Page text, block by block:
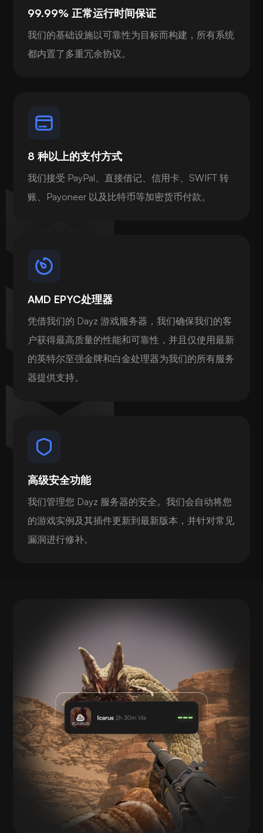
99.99% 正常运行时间保证
我们的基础设施以可靠性为目标而构建，所有系统
都内置了多重冗余协议。
8 种以上的支付方式
我们接受 PayPal、直接借记、信用卡、SWIFT 转
账、Payoneer 以及比特币等加密货币付款。
AMD EPYC处理器
凭借我们的 Dayz 游戏服务器，我们确保我们的客
户获得最高质量的性能和可靠性，并且仅使用最新
的英特尔至强金牌和白金处理器为我们的所有服务
器提供支持。
高级安全功能
我们管理您 Dayz 服务器的安全。我们会自动将您
的游戏实例及其插件更新到最新版本，并针对常见
漏洞进行修补。